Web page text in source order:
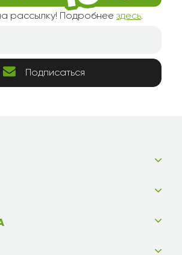
рассылку! Подробнее здесь.
Подписаться